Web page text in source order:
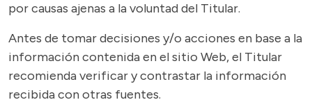
por causas ajenas a la voluntad del Titular.
Antes de tomar decisiones y/o acciones en base a la
información contenida en el sitio Web, el Titular
recomienda verificar y contrastar la información
recibida con otras fuentes.